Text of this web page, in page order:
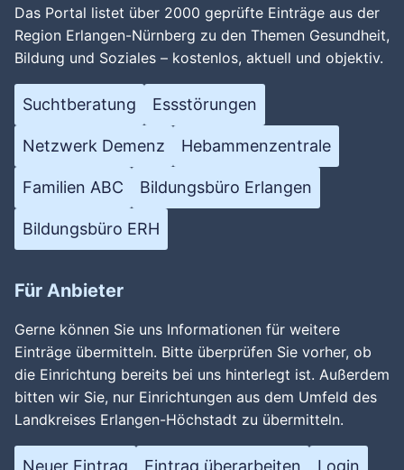
Das Portal listet über 2000 geprüfte Einträge aus der
Region Erlangen-Nürnberg zu den Themen Gesundheit,
Bildung und Soziales – kostenlos, aktuell und objektiv.
Suchtberatung Essstörungen
Netzwerk Demenz Hebammenzentrale
Familien ABC Bildungsbüro Erlangen
Bildungsbüro ERH
Für Anbieter
Gerne können Sie uns Informationen für weitere
Einträge übermitteln. Bitte überprüfen Sie vorher, ob
die Einrichtung bereits bei uns hinterlegt ist. Außerdem
bitten wir Sie, nur Einrichtungen aus dem Umfeld des
Landkreises Erlangen-Höchstadt zu übermitteln.
Neuer Eintrag Eintrag überarbeiten Login